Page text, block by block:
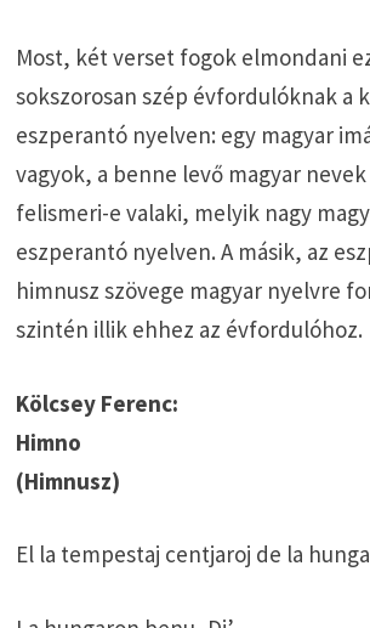
Most, két verset fogok elmondani
sokszorosan szép évfordulóknak a
eszperantó nyelven: egy magyar
vagyok, a benne levő magyar
felismeri-e valaki, melyik nagy
eszperantó nyelven. A másik, az
himnusz szövege magyar nyelvre
szintén illik ehhez az évfordulóhoz.
Kölcsey Ferenc:
Himno
(Himnusz)
El la tempestaj centjaroj de la